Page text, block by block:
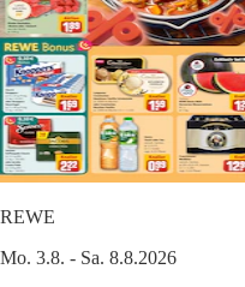
REWE
Mo. 3.8. - Sa. 8.8.2026